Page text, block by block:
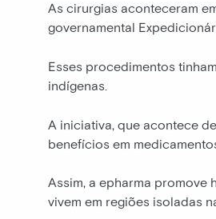
As cirurgias aconteceram
governamental
Esses procedimentos
indígenas.
A iniciativa, que acontece
benefícios em
Assim, a epharma
vivem em regiões isoladas